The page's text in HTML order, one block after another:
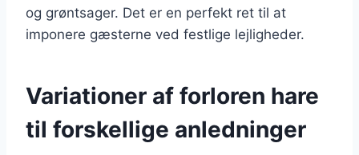
og grøntsager. Det er en perfekt ret til at
imponere gæsterne ved festlige lejligheder.
Variationer af forloren hare
til forskellige anledninger